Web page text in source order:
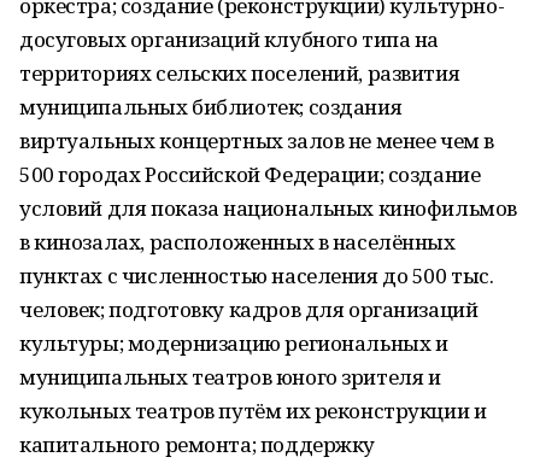
досуговых организаций клубного типа на
территориях сельских поселений, развития
муниципальных библиотек; создания
виртуальных концертных залов не менее чем в
500 городах Российской Федерации; создание
условий для показа национальных кинофильмов
в кинозалах, расположенных в населённых
пунктах с численностью населения до 500 тыс.
человек; подготовку кадров для организаций
культуры; модернизацию региональных и
муниципальных театров юного зрителя и
кукольных театров путём их реконструкции и
капитального ремонта; поддержку